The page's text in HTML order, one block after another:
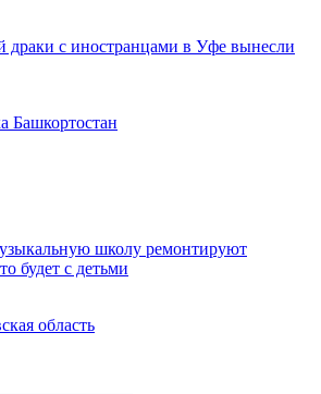
драки с иностранцами в Уфе вынесли
Башкортостан
школу ремонтируют
будет с детьми
область